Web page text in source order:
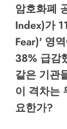
암호화폐
Index)가
Fear)' 영
38% 급감
같은 기관
이 격차는
요한가?